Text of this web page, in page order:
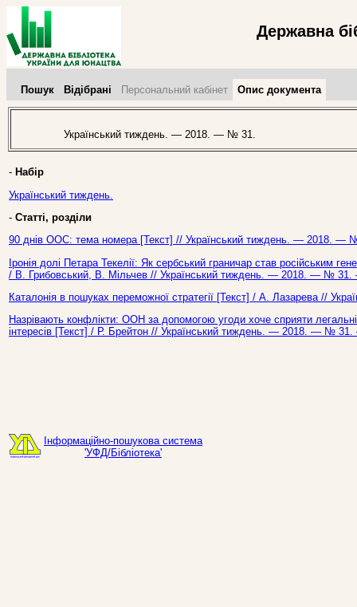
Державна
Пошук Відібрані Персональний кабінет Опис документа
Український тиждень. — 2018. — № 31.
- Набір
Український тиждень.
- Статті, розділи
90 днів ООС: тема номера [Текст] // Український тиждень. — 2018.
Іронія долі Петара Текелії: Як сербський граничар став російським
/ В. Грибовський, В. Мільчев // Український тиждень. — 2018. — №
Каталонія в пошуках переможної стратегії [Текст] / А. Лазарева //
Назрівають конфлікти: ООН за допомогою угоди хоче сприяти
інтересів [Текст] / Р. Брейтон // Український тиждень. — 2018. — №
Інформаційно-пошукова система
'УФД/Бібліотека'